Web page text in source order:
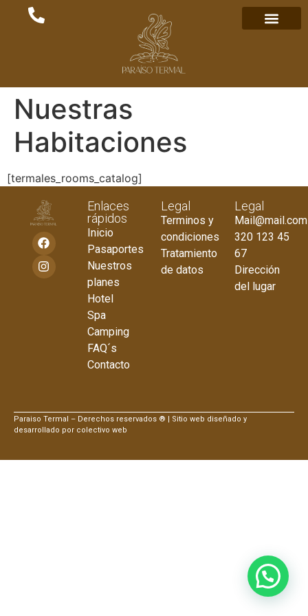
Nuestras
Habitaciones
[termales_rooms_catalog]
Enlaces
rápidos
Inicio
Pasaportes
Nuestros
planes
Hotel
Spa
Camping
FAQ´s
Contacto
Legal
Terminos y
condiciones
Tratamiento
de datos
Legal
Mail@mail.com
320 123 45
67
Dirección
del lugar
Paraiso Termal – Derechos reservados ® | Sitio web diseñado y
desarrollado por colectivo web